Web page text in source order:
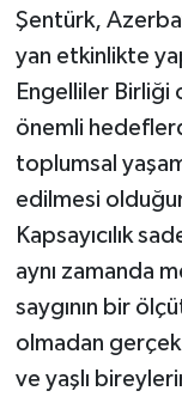
Şentürk,
yan etkinlikte
Engelliler Birliği
önemli
toplumsal
edilmesi
Kapsayıcılık
aynı zamanda
saygının bir
olmadan gerçek
ve yaşlı